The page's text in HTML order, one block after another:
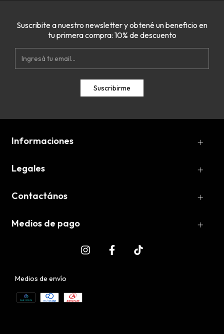
Suscribite a nuestro newsletter y obtené un beneficio en
tu primera compra: 10% de descuento
Informaciones
Legales
Contactános
Medios de pago
Medios de envío